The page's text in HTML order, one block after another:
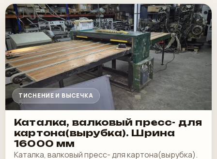
ТИСНЕНИЕ И ВЫСЕЧКА
Каталка, валковый пресс- для
картона(вырубка). Шрина
16000 мм
Каталка, валковый пресс- для картона(вырубка).